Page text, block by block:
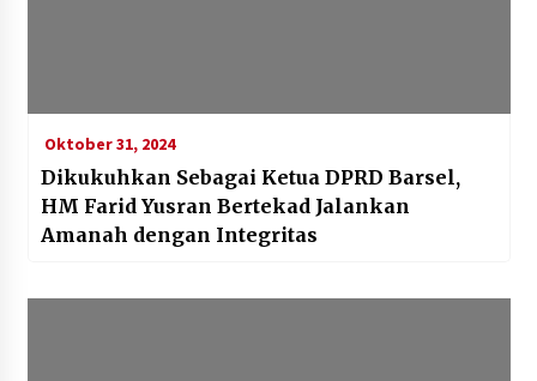
Oktober 31, 2024
Dikukuhkan Sebagai Ketua DPRD Barsel,
HM Farid Yusran Bertekad Jalankan
Amanah dengan Integritas